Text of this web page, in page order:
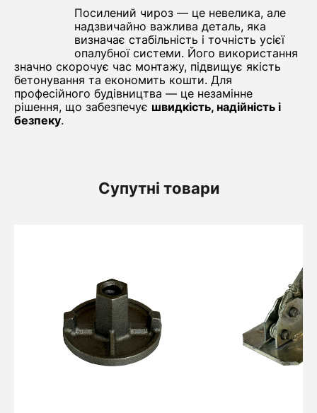
Посилений чироз — це невелика, але
надзвичайно важлива деталь, яка
визначає стабільність і точність усієї
опалубної системи. Його використання
значно скорочує час монтажу, підвищує якість
бетонування та економить кошти. Для
професійного будівництва — це незамінне
рішення, що забезпечує швидкість, надійність і
безпеку.
Супутні товари